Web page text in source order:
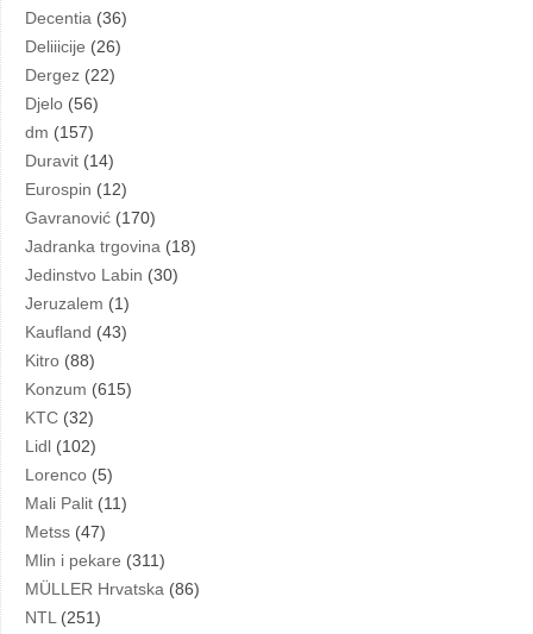
Decentia (36)
Deliiicije (26)
Dergez (22)
Djelo (56)
dm (157)
Duravit (14)
Eurospin (12)
Gavranović (170)
Jadranka trgovina (18)
Jedinstvo Labin (30)
Jeruzalem (1)
Kaufland (43)
Kitro (88)
Konzum (615)
KTC (32)
Lidl (102)
Lorenco (5)
Mali Palit (11)
Metss (47)
Mlin i pekare (311)
MÜLLER Hrvatska (86)
NTL (251)